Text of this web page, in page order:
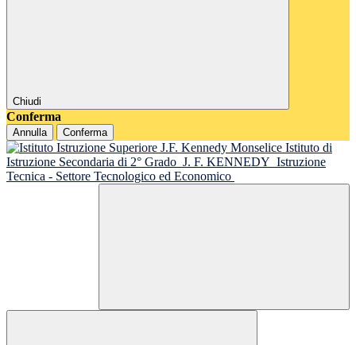
Chiudi
Conferma
Annulla Conferma
Istituto di
Istruzione Secondaria di 2° Grado J. F. KENNEDY Istruzione
Tecnica - Settore Tecnologico ed Economico